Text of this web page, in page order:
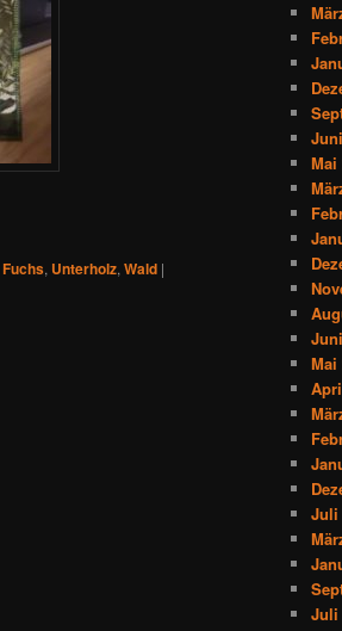
Fuchs, Unterholz,Wald |
Mai
Mai
Juli
Juli